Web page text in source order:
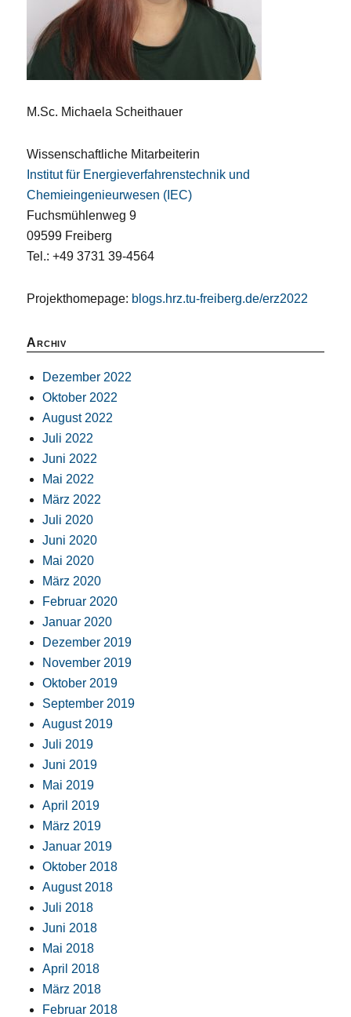
M.Sc. Michaela Scheithauer
Wissenschaftliche Mitarbeiterin
Institut für Energieverfahrenstechnik und
Chemieingenieurwesen (IEC)
Fuchsmühlenweg 9
09599 Freiberg
Tel.: +49 3731 39-4564
Projekthomepage: blogs.hrz.tu-freiberg.de/erz2022
Archiv
Dezember 2022
Oktober 2022
August 2022
Juli 2022
Juni 2022
Mai 2022
März 2022
Juli 2020
Juni 2020
Mai 2020
März 2020
Februar 2020
Januar 2020
Dezember 2019
November 2019
Oktober 2019
September 2019
August 2019
Juli 2019
Juni 2019
Mai 2019
April 2019
März 2019
Januar 2019
Oktober 2018
August 2018
Juli 2018
Juni 2018
Mai 2018
April 2018
März 2018
Februar 2018